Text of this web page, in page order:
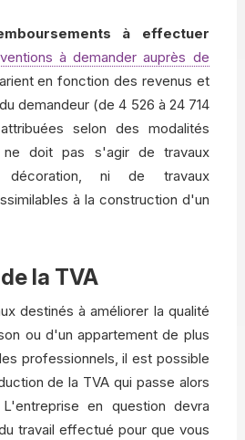
à effectuer
à demander auprès de
en fonction des revenus et
demandeur (de 4 526 à 24 714
selon des modalités
doit pas s'agir de travaux
ni de travaux
à la construction d'un
la TVA
destinés à améliorer la qualité
ou d'un appartement de plus
professionnels, il est possible
de la TVA qui passe alors
en question devra
travail effectué pour que vous